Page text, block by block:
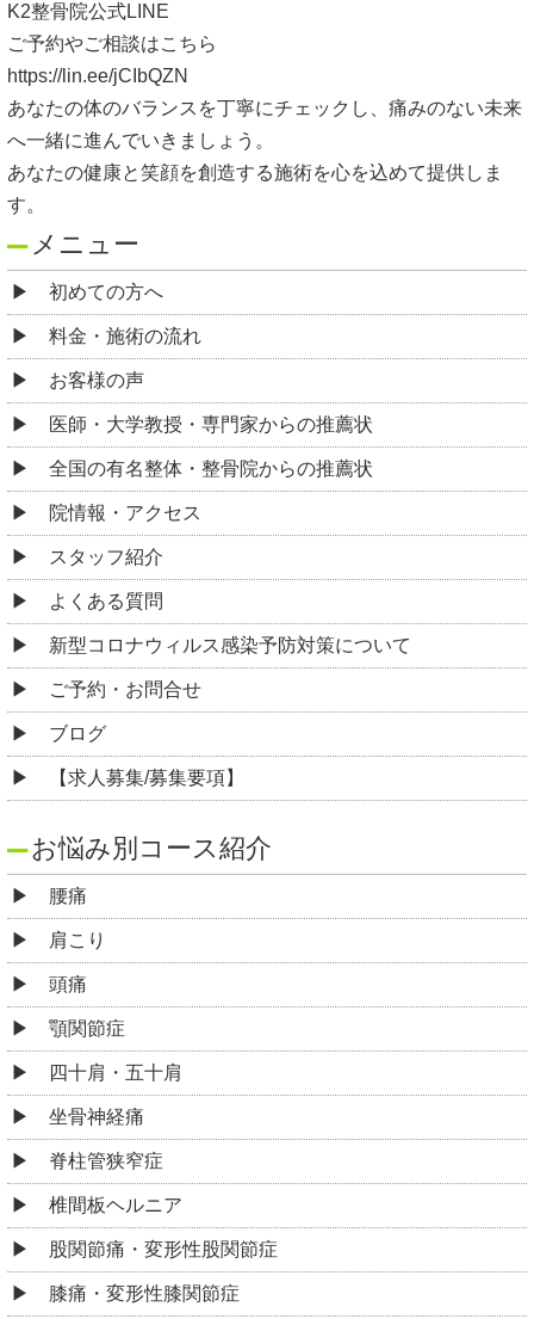
K2整骨院公式LINE
ご予約やご相談はこちら
https://lin.ee/jCIbQZN
あなたの体のバランスを丁寧にチェックし、痛みのない未来
へ一緒に進んでいきましょう。
あなたの健康と笑顔を創造する施術を心を込めて提供しま
す。
メニュー
初めての方へ
料金・施術の流れ
お客様の声
医師・大学教授・専門家からの推薦状
全国の有名整体・整骨院からの推薦状
院情報・アクセス
スタッフ紹介
よくある質問
新型コロナウィルス感染予防対策について
ご予約・お問合せ
ブログ
【求人募集/募集要項】
お悩み別コース紹介
腰痛
肩こり
頭痛
顎関節症
四十肩・五十肩
坐骨神経痛
脊柱管狭窄症
椎間板ヘルニア
股関節痛・変形性股関節症
膝痛・変形性膝関節症